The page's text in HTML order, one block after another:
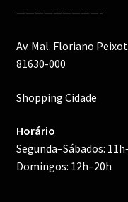
—————————-
Av. Mal. Floriano
81630-000
Shopping Cidade
Horário
Segunda–Sábados:
Domingos: 12h–20h